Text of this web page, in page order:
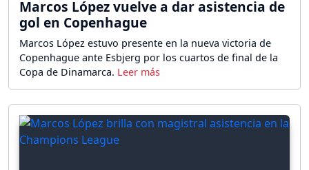
Marcos López vuelve a dar asistencia de
gol en Copenhague
Marcos López estuvo presente en la nueva victoria de
Copenhague ante Esbjerg por los cuartos de final de la
Copa de Dinamarca.